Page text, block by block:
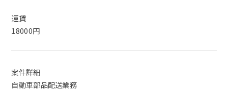
運賃
18000円
案件詳細
自動車部品配送業務